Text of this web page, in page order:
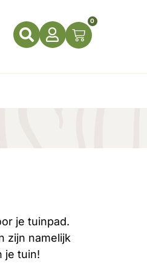
0
je tuinpad.
zijn namelijk
je tuin!